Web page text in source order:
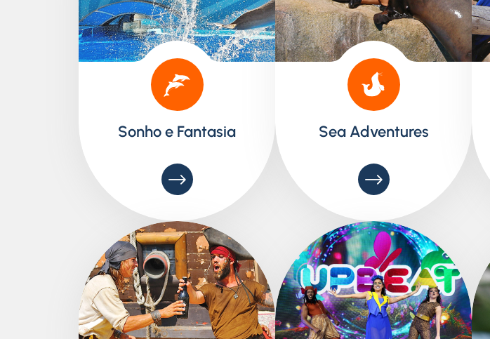
> 1,30 m
< 1,95 m
Sem altura mínima
Sonho e Fantasia Sea Adventures